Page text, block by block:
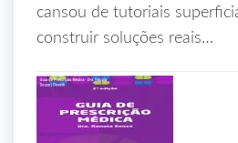
cansou de tutoriais
construir soluções reais…